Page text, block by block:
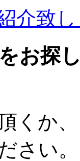
介致
お探
くか
さい。